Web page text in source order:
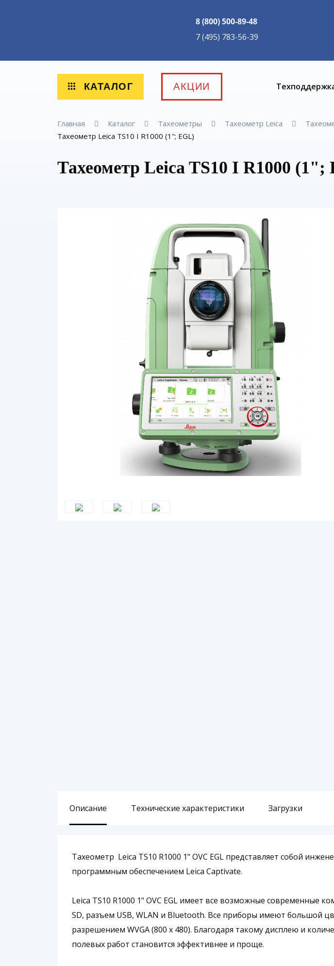
8 (800) 500-89-48
7 (495) 783-56-39
КАТАЛОГ АКЦИИ
Главная Каталог Тахеометры Тахеометр Leica
Тахеометр Leica TS10 I R1000 (1"; EGL)
Тахеометр Leica TS10 I R1000 (1";
Описание Технические характеристики Загрузки
Тахеометр Leica TS10 R1000 1" OVC EGL представляет собой
программным обеспечением Leica Captivate.
Leica TS10 R1000 1" OVC EGL имеет все возможные современные
SD, разъем USB, WLAN и Bluetooth. Все приборы имеют большой
разрешением WVGA (800 x 480). Благодаря такому дисплею и
полевых работ становится эффективнее и проще.